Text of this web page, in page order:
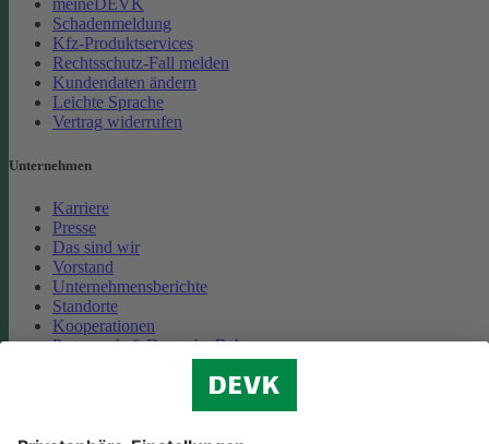
meineDEVK
Schadenmeldung
Kfz-Produktservices
Rechtsschutz-Fall melden
Kundendaten ändern
Leichte Sprache
Vertrag widerrufen
Unternehmen
Karriere
Presse
Das sind wir
Vorstand
Unternehmensberichte
Standorte
Kooperationen
Partnerschaft Deutsche Bahn